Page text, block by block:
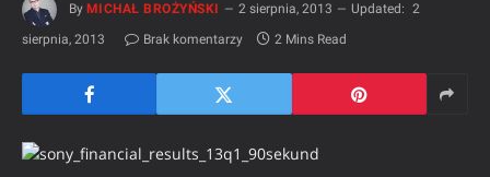
By MICHAŁ BROŻYŃSKI 2 sierpnia, 2013 Updated: 2
sierpnia, 2013
Brak komentarzy 2 Mins Read